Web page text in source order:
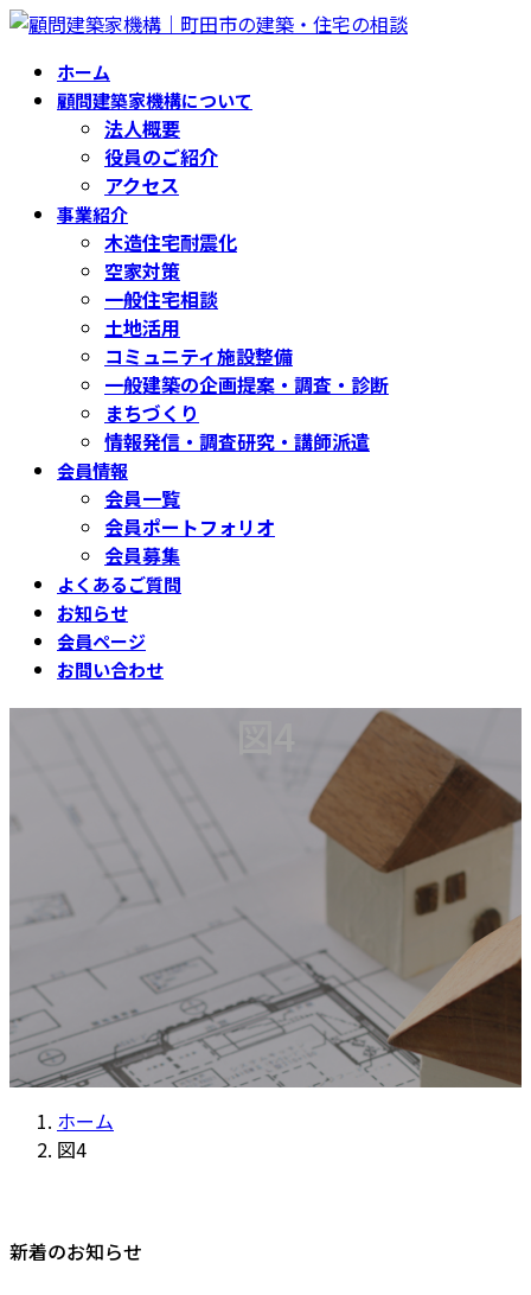
コ
ナ
ホーム
顧問建築家機構について
法人概要
役員のご紹介
アクセス
事業紹介
木造住宅耐震化
空家対策
一般住宅相談
土地活用
コミュニティ施設整備
一般建築の企画提案・調査・診断
まちづくり
情報発信・調査研究・講師派遣
会員情報
会員一覧
会員ポートフォリオ
会員募集
よくあるご質問
お知らせ
会員ページ
お問い合わせ
ホーム
図4
新着のお知らせ